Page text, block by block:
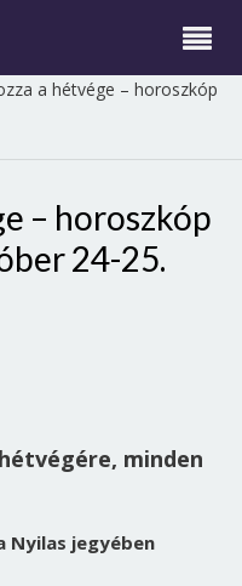
a hétvége – horoszkóp
– horoszkóp
24-25.
minden
Nyilas jegyében